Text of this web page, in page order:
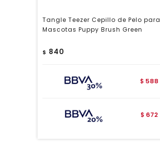
Tangle Teezer Cepillo de Pelo para
Mascotas Puppy Brush Green
$ 840
$ 588
$ 672